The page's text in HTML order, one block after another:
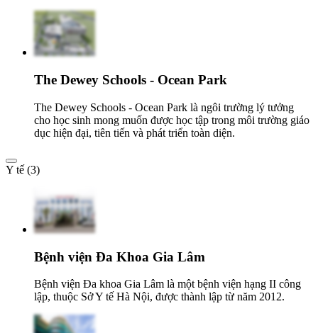
The Dewey Schools - Ocean Park
The Dewey Schools - Ocean Park là ngôi trường lý tưởng
cho học sinh mong muốn được học tập trong môi trường giáo
dục hiện đại, tiên tiến và phát triển toàn diện.
Y tế (3)
Bệnh viện Đa Khoa Gia Lâm
Bệnh viện Đa khoa Gia Lâm là một bệnh viện hạng II công
lập, thuộc Sở Y tế Hà Nội, được thành lập từ năm 2012.